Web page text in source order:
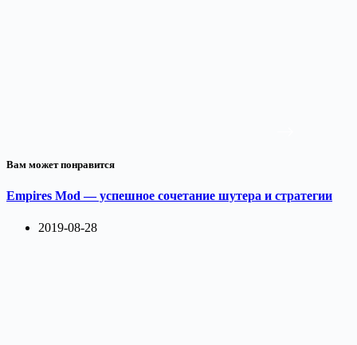
Вам может понравится
Empires Mod — успешное сочетание шутера и стратегии
2019-08-28